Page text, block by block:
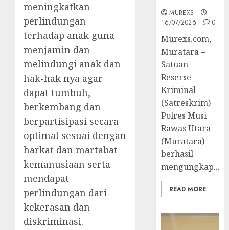
meningkatkan
perlindungan
terhadap anak guna
menjamin dan
melindungi anak dan
hak-hak nya agar
dapat tumbuh,
berkembang dan
berpartisipasi secara
optimal sesuai dengan
harkat dan martabat
kemanusiaan serta
mendapat
perlindungan dari
kekerasan dan
diskriminasi.
MUREXS
16/07/2026
0
Murexs.com,
Muratara –
Satuan
Reserse
Kriminal
(Satreskrim)
Polres Musi
Rawas Utara
(Muratara)
berhasil
mengungkap...
READ MORE